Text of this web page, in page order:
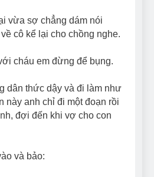
vừa sợ chẳng dám nói
cô kể lại cho chồng nghe.
cháu em đừng để bụng.
dân thức dậy và đi làm như
này anh chỉ đi một đoạn rồi
đợi đến khi vợ cho con
và bảo: